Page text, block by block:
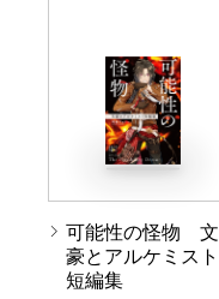
可能性の怪物 文
豪とアルケミスト
短編集